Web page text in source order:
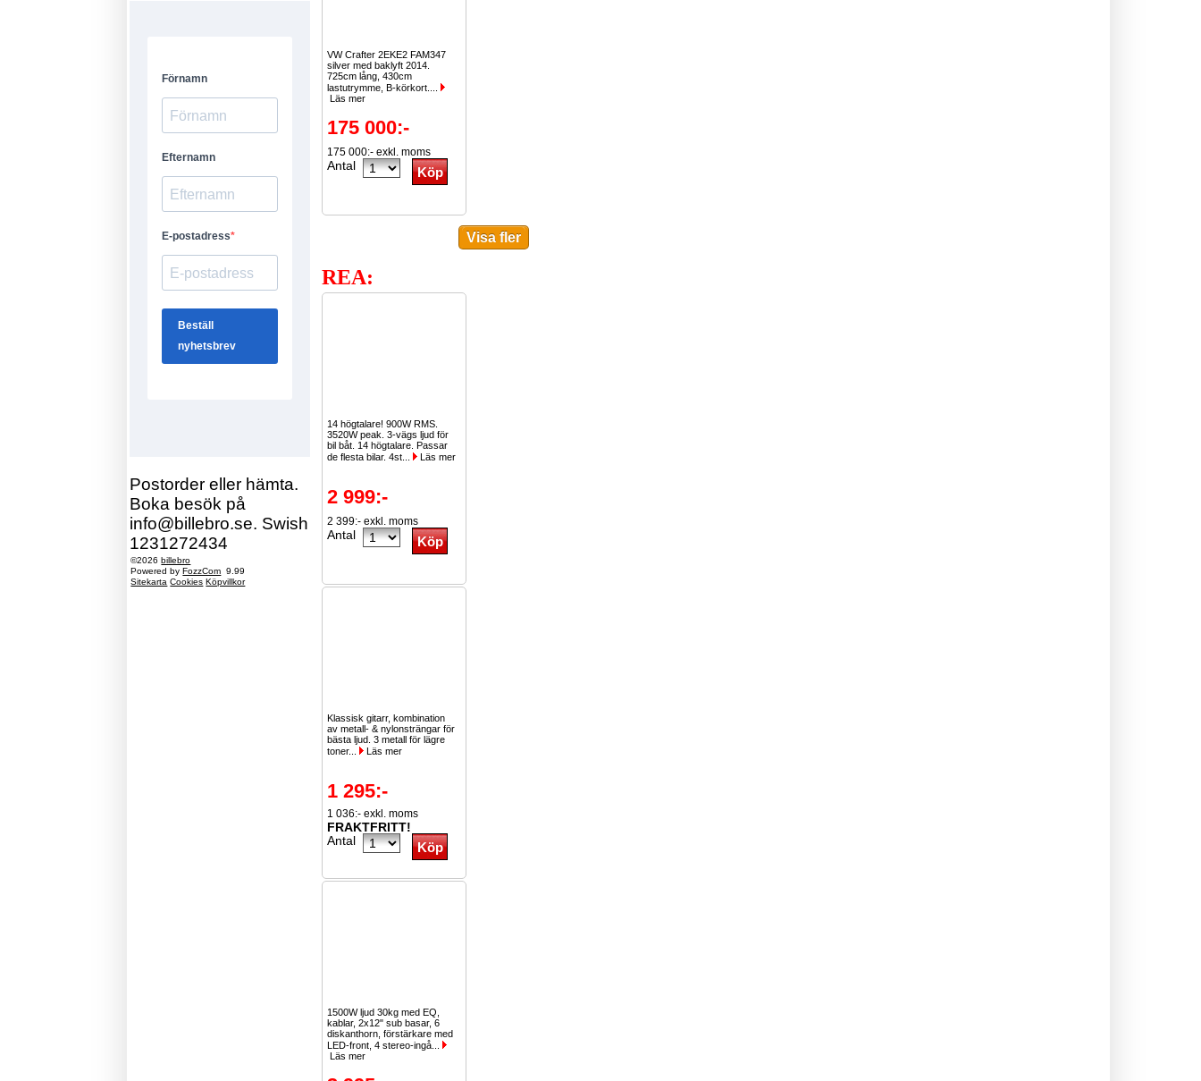
Postorder eller hämta.
Boka besök på
info@billebro.se. Swish
1231272434
©2026billebro
Powered byFozzCom 9.99
Sitekarta Cookies Köpvillkor
VW Crafter 2EKE2 FAM347
silver med baklyft 2014.
725cm lång, 430cm
lastutrymme, B-körkort....
Läs mer
175 000:-
175 000:- exkl. moms
Antal
REA:
14 högtalare! 900W RMS.
3520W peak. 3-vägs ljud för
bil båt. 14 högtalare. Passar
de flesta bilar. 4st...
Läs mer
2 999:-
2 399:- exkl. moms
Antal
Klassisk gitarr, kombination
av metall- & nylonsträngar för
bästa ljud. 3 metall för lägre
toner...
Läs mer
1 295:-
1 036:- exkl. moms
FRAKTFRITT!
Antal
1500W ljud 30kg med EQ,
kablar, 2x12" sub basar, 6
diskanthorn, förstärkare med
LED-front, 4 stereo-ingå...
Läs mer